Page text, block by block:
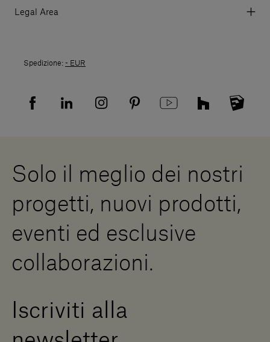
I miei ordini
Mappa del sito
Diventa un rivenditore
Press Area
Legal Area
Politica di Reso
Informativa Privacy fornitori
Spedizione: - EUR
Solo il meglio dei nostri
progetti, nuovi prodotti,
eventi ed esclusive
collaborazioni.
Iscriviti alla